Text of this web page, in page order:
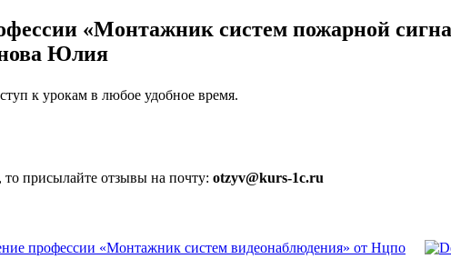
«Монтажник систем пожарной
Юлия
к урокам в любое удобное время.
присылайте отзывы на почту: otzyv@kurs-1c.ru
профессии «Монтажник систем видеонаблюдения» от Нцпо